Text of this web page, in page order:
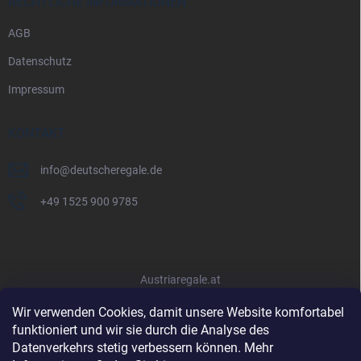
Wir verwenden Cookies, damit unsere Website komfortabel
funktioniert und wir sie durch die Analyse des
Datenverkehrs stetig verbessern können. Mehr
AGB
Datenschutz
Impressum
KONTAKT
info@deutscheregale.de
+49 1525 900 9785
Austriaregale.at